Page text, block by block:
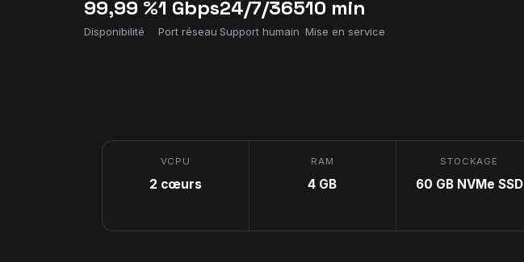
99,99 %
Disponibilité
1 Gbps
Port réseau
24/7/365
Support humain
10 min
Mise en service
VCPU
2 cœurs
RAM
4 GB
STOCKAGE
60 GB NVMe SSD